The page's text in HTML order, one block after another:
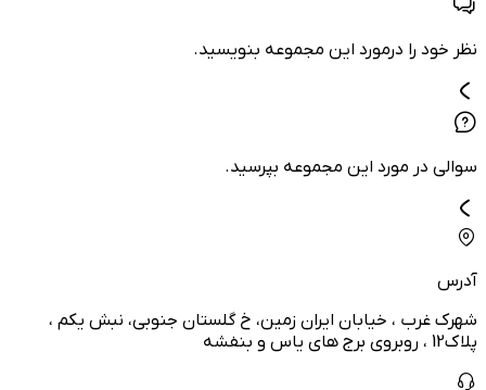
نظر خود را درمورد این مجموعه بنویسید.
سوالی در مورد این مجموعه بپرسید.
آدرس
شهرک غرب ، خیابان ایران زمین، خ گلستان جنوبی، نبش یکم ،
پلاک12 ، روبروی برج های یاس و بنفشه